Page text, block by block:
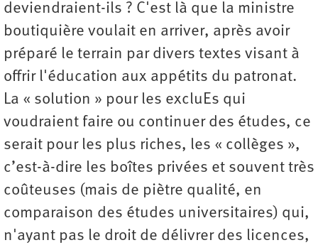
deviendraient-ils ? C'est là que la ministre
boutiquière voulait en arriver, après avoir
préparé le terrain par divers textes visant à
offrir l'éducation aux appétits du patronat.
La « solution » pour les excluEs qui
voudraient faire ou continuer des études, ce
serait pour les plus riches, les « collèges »,
c’est-à-dire les boîtes privées et souvent très
coûteuses (mais de piètre qualité, en
comparaison des études universitaires) qui,
n'ayant pas le droit de délivrer des licences,